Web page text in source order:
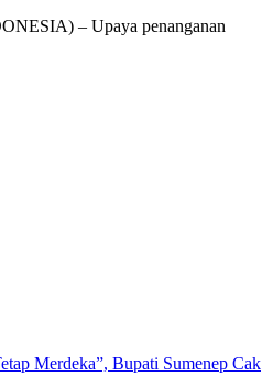
– Upaya penanganan
Merdeka”, Bupati Sumenep Cak